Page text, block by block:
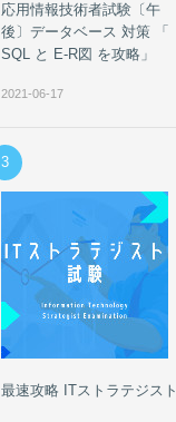
応用情報技術者試験〔午
後〕データベース 対策 「
SQL と E-R図 を攻略」
2021-06-17
3
最速攻略 ITストラテジスト